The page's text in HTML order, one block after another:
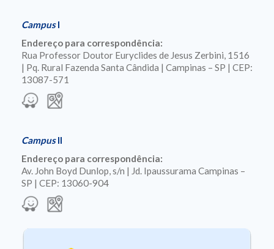
CampusI
Endereço para correspondência:
Rua Professor Doutor Euryclides de Jesus Zerbini, 1516
| Pq. Rural Fazenda Santa Cândida | Campinas – SP | CEP:
13087-571
CampusII
Endereço para correspondência:
Av. John Boyd Dunlop, s/n | Jd. Ipaussurama Campinas –
SP | CEP: 13060-904